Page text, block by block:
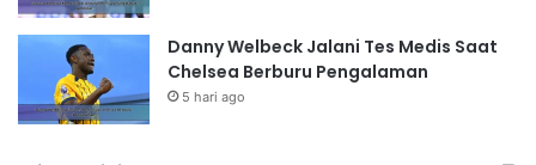
Danny Welbeck Jalani Tes Medis Saat
Chelsea Berburu Pengalaman
5 hari ago